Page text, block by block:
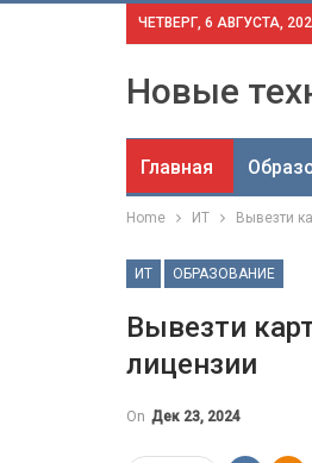
ЧЕТВЕРГ, 6 АВГУСТА,
Новые
Главная
Home ИТ Вывезти
ИТ ОБРАЗОВАНИЕ
Вывезти
лицензии
On Дек 23, 2024